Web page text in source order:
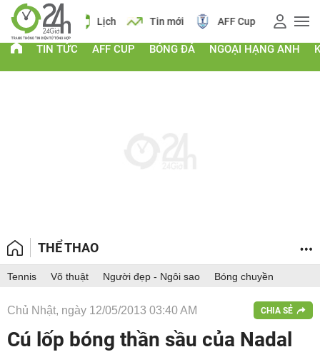
Lịch Tin mới AFF Cup Giá vàng
TIN TỨC AFF CUP BÓNG ĐÁ NGOẠI HẠNG ANH
THỂ THAO
Tennis Võ thuật Người đẹp - Ngôi sao Bóng chuyền
Chủ Nhật, ngày 12/05/2013 03:40 AM CHIA SẺ
Cú lốp bóng thần sầu của Nadal